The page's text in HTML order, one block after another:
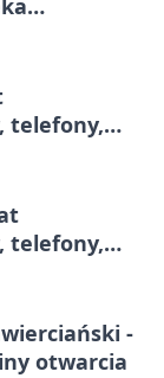
telefony,
telefony,
-
otwarcia